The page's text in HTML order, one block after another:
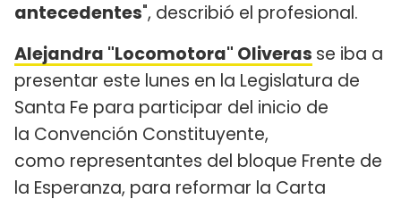
antecedentes", describió el profesional.
Alejandra "Locomotora" Oliveras se iba a
presentar este lunes en la Legislatura de
Santa Fe para participar del inicio de
la Convención Constituyente,
como representantes del bloque Frente de
la Esperanza, para reformar la Carta